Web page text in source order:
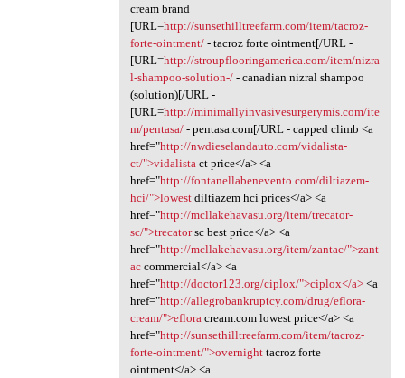
cream brand
[URL=http://sunsethilltreefarm.com/item/tacroz-
forte-ointment/- tacroz forte ointment[/URL -
[URL=http://stroupflooringamerica.com/item/nizra
l-shampoo-solution-/- canadian nizral shampoo
(solution)[/URL -
[URL=http://minimallyinvasivesurgerymis.com/ite
m/pentasa/- pentasa.com[/URL - capped climb <a
href="http://nwdieselandauto.com/vidalista-
ct/">vidalistact price</a> <a
href="http://fontanellabenevento.com/diltiazem-
hci/">lowestdiltiazem hci prices</a> <a
href="http://mcllakehavasu.org/item/trecator-
sc/">trecatorsc best price</a> <a
href="http://mcllakehavasu.org/item/zantac/">zant
accommercial</a> <a
href="http://doctor123.org/ciplox/">ciplox</a><a
href="http://allegrobankruptcy.com/drug/eflora-
cream/">efloracream.com lowest price</a> <a
href="http://sunsethilltreefarm.com/item/tacroz-
forte-ointment/">overnighttacroz forte
ointment</a> <a